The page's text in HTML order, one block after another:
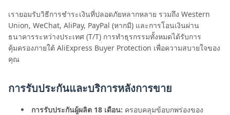
เรายอมรับวิธีการชำระเงินที่ปลอดภัยหลากหลาย รวมถึง Western
Union, WeChat, AliPay, PayPal (หากมี) และการโอนเงินผ่าน
ธนาคารระหว่างประเทศ (T/T) การทำธุรกรรมทั้งหมดได้รับการ
คุ้มครองภายใต้ AliExpress Buyer Protection เพื่อความสบายใจของ
คุณ
การรับประกันและบริการหลังการขาย
การรับประกันผู้ผลิต 18 เดือน: ครอบคลุมข้อบกพร่องของ